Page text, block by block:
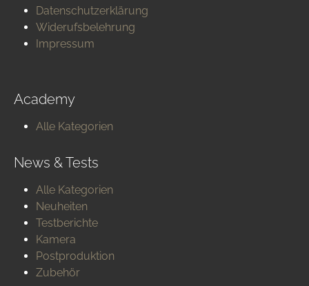
Datenschutzerklärung
Widerufsbelehrung
Impressum
Academy
Alle Kategorien
News & Tests
Alle Kategorien
Neuheiten
Testberichte
Kamera
Postproduktion
Zubehör